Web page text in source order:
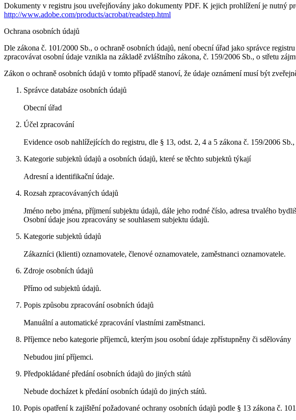
Dokumenty v registru jsou uveřejňovány jako dokumenty PDF. K jejich prohlížení je nutný
http://www.adobe.com/products/acrobat/readstep.html
Ochrana osobních údajů
Dle zákona č. 101/2000 Sb., o ochraně osobních údajů, není obecní úřad jako správce
zpracovávat osobní údaje vznikla na základě zvláštního zákona, č. 159/2006 Sb., o střetu
Zákon o ochraně osobních údajů v tomto případě stanoví, že údaje oznámení musí být
Správce databáze osobních údajů
Obecní úřad
Účel zpracování
Evidence osob nahlížejících do registru, dle § 13, odst. 2, 4 a 5 zákona č. 159/2006 Sb.,
Kategorie subjektů údajů a osobních údajů, které se těchto subjektů týkají
Adresní a identifikační údaje.
Rozsah zpracovávaných údajů
Jméno nebo jména, příjmení subjektu údajů, dále jeho rodné číslo, adresa trvalého
Osobní údaje jsou zpracovány se souhlasem subjektu údajů.
Kategorie subjektů údajů
Zákazníci (klienti) oznamovatele, členové oznamovatele, zaměstnanci oznamovatele.
Zdroje osobních údajů
Přímo od subjektů údajů.
Popis způsobu zpracování osobních údajů
Manuální a automatické zpracování vlastními zaměstnanci.
Příjemce nebo kategorie příjemců, kterým jsou osobní údaje zpřístupněny či sdělovány
Nebudou jiní příjemci.
Předpokládané předání osobních údajů do jiných států
Nebude docházet k předání osobních údajů do jiných států.
Popis opatření k zajištění požadované ochrany osobních údajů podle § 13 zákona č.